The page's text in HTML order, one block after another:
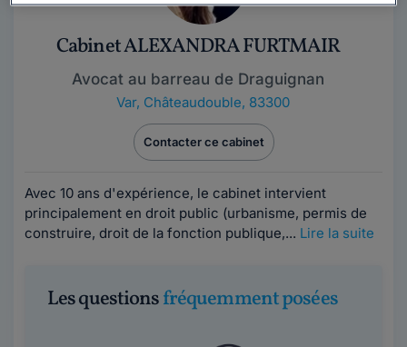
Cabinet ALEXANDRA FURTMAIR
Avocat au barreau de Draguignan
Var, Châteaudouble, 83300
Contacter ce cabinet
Avec 10 ans d'expérience, le cabinet intervient
principalement en droit public (urbanisme, permis de
construire, droit de la fonction publique,... Lire la suite
Les questionsfréquemment posées